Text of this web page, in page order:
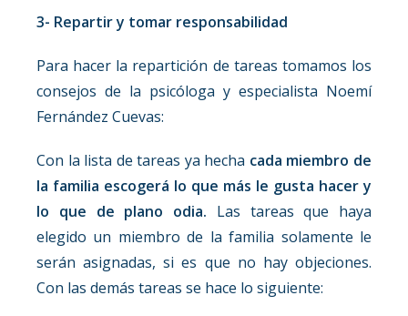
3- Repartir y tomar responsabilidad
Para hacer la repartición de tareas tomamos los
consejos de la psicóloga y especialista Noemí
Fernández Cuevas:
Con la lista de tareas ya hecha cada miembro de
la familia escogerá lo que más le gusta hacer y
lo que de plano odia. Las tareas que haya
elegido un miembro de la familia solamente le
serán asignadas, si es que no hay objeciones.
Con las demás tareas se hace lo siguiente: